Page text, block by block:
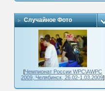
Случайное Фото
[Чемпионат России WPC\AWPC
2009, Челябинск, 26.02-1.03.2009]